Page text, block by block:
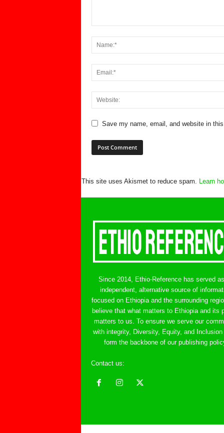
Save my name, email, and website in
This site uses Akismet to reduce spam. Learn
Since 2014, Ethio-Reference has served
independent, alternative source of
focused on Ethiopia and the surrounding
believe that what matters to Ethiopia and its
matters to us. To ensure we serve our
with integrity, Diversity, Equity, and Inclusion
form the backbone of our publishing
Contact us: